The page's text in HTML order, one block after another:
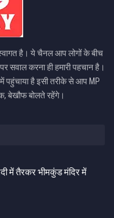
है। ये चैनल आप लोगों के बीच
सवाल करना ही हमारी पहचान है।
है इसी तरीके से आप MP
बेखौफ बोलते रहेंगे।
में तैरकर भीमकुंड मंदिर में